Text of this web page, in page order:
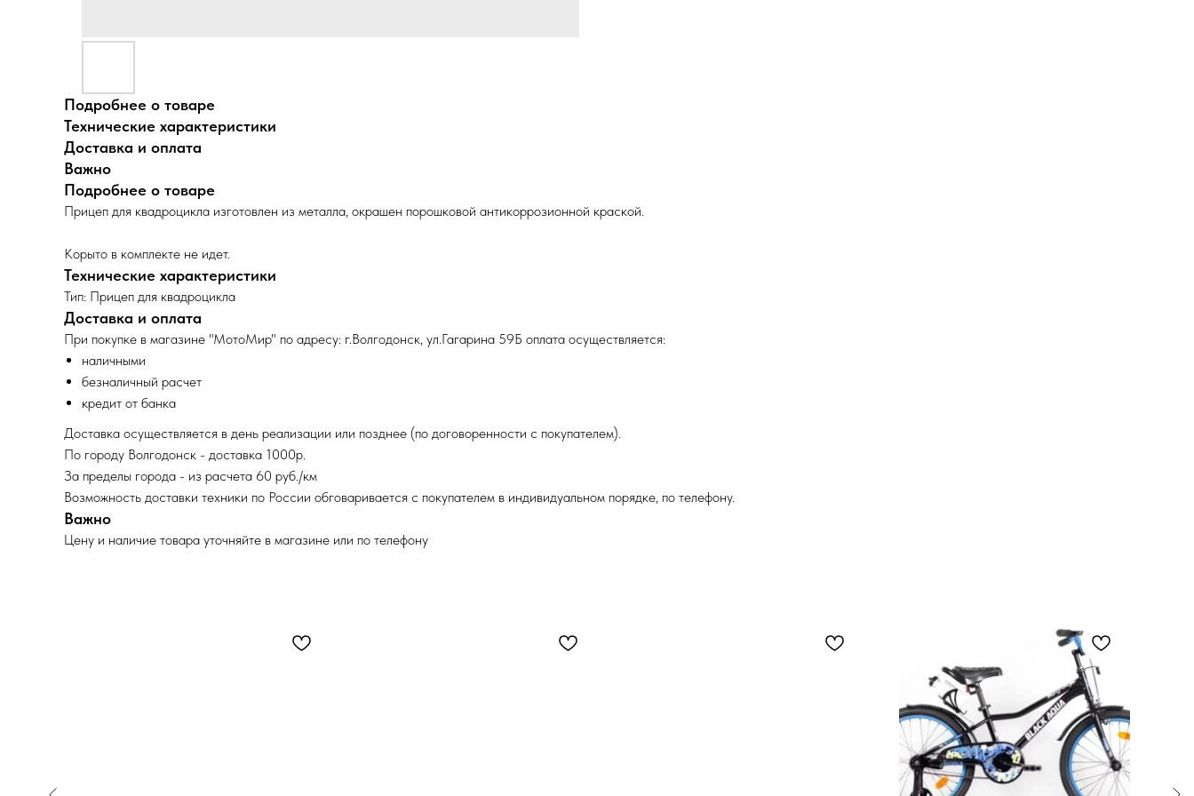
Подробнее о товаре
Технические характеристики
Доставка и оплата
Важно
Подробнее о товаре
Прицеп для квадроцикла изготовлен из металла, окрашен порошковой антикоррозионной краской.
Корыто в комплекте не идет.
Технические характеристики
Тип: Прицеп для квадроцикла
Доставка и оплата
При покупке в магазине "МотоМир" по адресу: г.Волгодонск, ул.Гагарина 59Б оплата осуществляется:
наличными
безналичный расчет
кредит от банка
Доставка осуществляется в день реализации или позднее (по договоренности с покупателем).
По городу Волгодонск - доставка 1000р.
За пределы города - из расчета 60 руб./км
Возможность доставки техники по России обговаривается с покупателем в индивидуальном порядке, по телефону.
Важно
Цену и наличие товара уточняйте в магазине или по телефону